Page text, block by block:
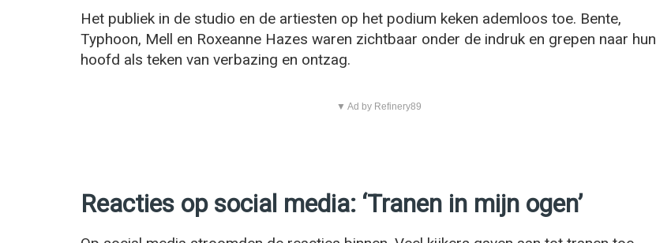
Het publiek in de studio en de artiesten op het podium keken ademloos toe. Bente,
Typhoon, Mell en Roxeanne Hazes waren zichtbaar onder de indruk en grepen naar hun
hoofd als teken van verbazing en ontzag.
▼ Ad by Refinery89
Reacties op social media: ‘Tranen in mijn ogen’